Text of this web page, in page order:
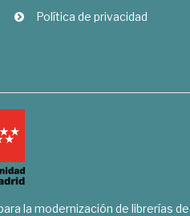
Política de privacidad
la modernización de librerías de